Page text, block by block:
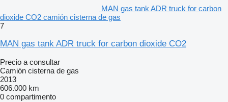
MAN gas tank ADR truck for carbon
dioxide CO2 camión cisterna de gas
7
MAN gas tank ADR truck for carbon dioxide CO2
Precio a consultar
Camión cisterna de gas
2013
606.000 km
0 compartimento